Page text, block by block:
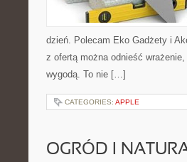
dzień. Polecam Eko Gadżety i
z ofertą można odnieść
wygodą. To nie […]
CATEGORIES: APPLE
OGRÓD I